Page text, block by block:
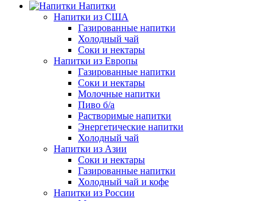
Напитки
Напитки из США
Газированные напитки
Холодный чай
Соки и нектары
Напитки из Европы
Газированные напитки
Соки и нектары
Молочные напитки
Пиво б/а
Растворимые напитки
Энергетические напитки
Холодный чай
Напитки из Азии
Соки и нектары
Газированные напитки
Холодный чай и кофе
Напитки из России